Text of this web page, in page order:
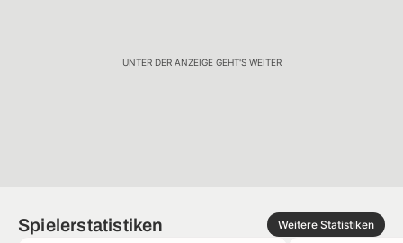
UNTER DER ANZEIGE GEHT'S WEITER
Spielerstatistiken Weitere Statistiken